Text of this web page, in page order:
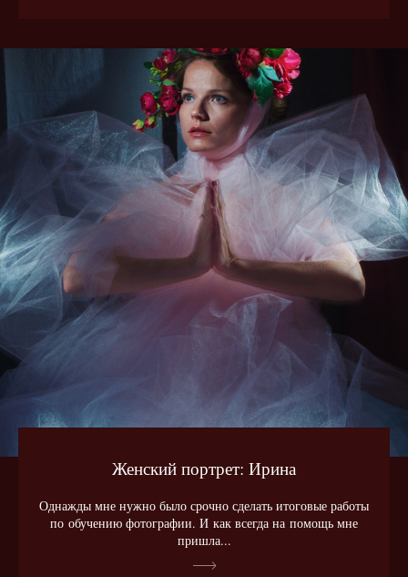
Женский портрет: Ирина
Однажды мне нужно было срочно сделать итоговые работы
по обучению фотографии. И как всегда на помощь мне
пришла...